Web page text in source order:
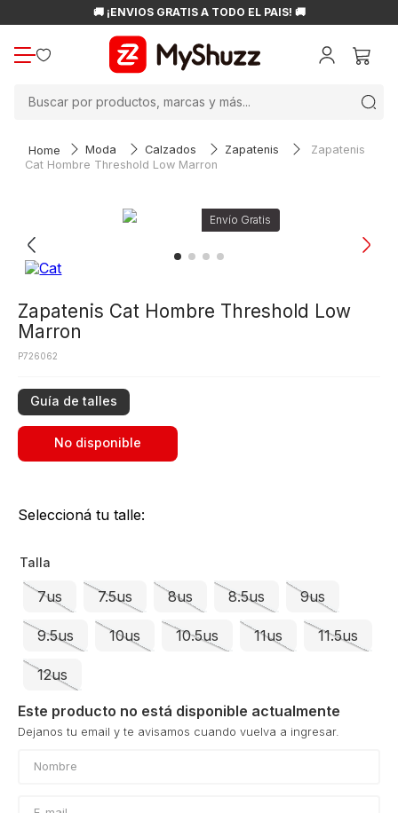
🚚 ¡ENVÍOS GRATIS A TODO EL PAÍS! 🚚
Moda Calzados Zapatenis
Zapatenis
Cat Hombre Threshold Low Marron
Zapatenis Cat Hombre Threshold Low
Marron
P726062
Guía de talles
No disponible
Seleccioná tu talle:
Talla
7us 7.5us 8us 8.5us 9us
9.5us 10us 10.5us 11us 11.5us
12us
Este producto no está disponible actualmente